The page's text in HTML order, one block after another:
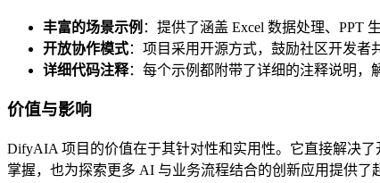
丰富的场景示例 ：提供了涵盖 Excel 数据处理、PPT
开放协作模式：项目采用开源方式，鼓励社区开发者
详细代码注释：每个示例都附带了详细的注释说明，
价值与影响
DifyAIA 项目的价值在于其针对性和实用性。它直接解决
掌握，也为探索更多 AI 与业务流程结合的创新应用提供